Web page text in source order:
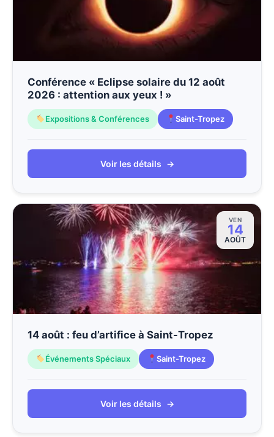
Conférence « Eclipse solaire du 12 août
2026 : attention aux yeux ! »
Expositions & Conférences Saint-Tropez
Voir les détails →
VEN
14
AOÛT
14 août : feu d’artifice à Saint-Tropez
Événements Spéciaux Saint-Tropez
Voir les détails →